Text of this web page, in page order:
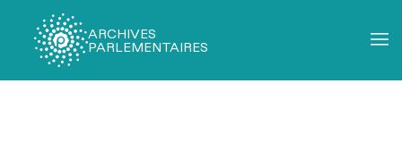
ARCHIVES
PARLEMENTAIRES